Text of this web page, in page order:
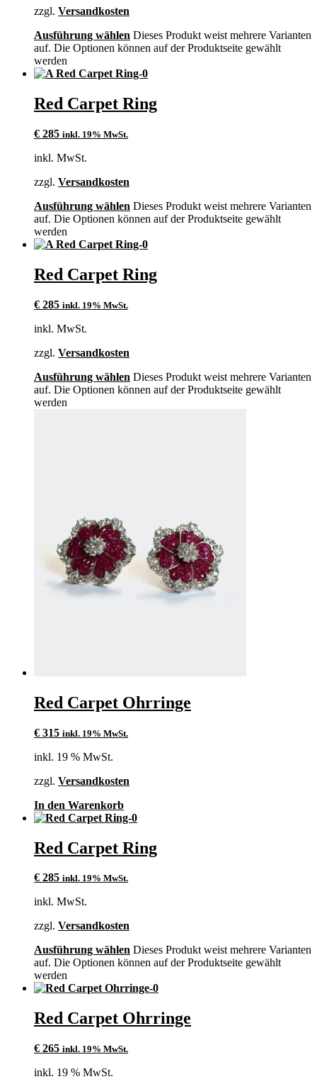
zzgl. Versandkosten
Ausführung wählen Dieses Produkt weist mehrere Varianten
auf. Die Optionen können auf der Produktseite gewählt
werden
Red Carpet Ring
€ 285 inkl. 19% MwSt.
inkl. MwSt.
zzgl. Versandkosten
Ausführung wählen Dieses Produkt weist mehrere Varianten
auf. Die Optionen können auf der Produktseite gewählt
werden
Red Carpet Ring
€ 285 inkl. 19% MwSt.
inkl. MwSt.
zzgl. Versandkosten
Ausführung wählen Dieses Produkt weist mehrere Varianten
auf. Die Optionen können auf der Produktseite gewählt
werden
Red Carpet Ohrringe
€ 315 inkl. 19% MwSt.
inkl. 19 % MwSt.
zzgl. Versandkosten
In den Warenkorb
Red Carpet Ring
€ 285 inkl. 19% MwSt.
inkl. MwSt.
zzgl. Versandkosten
Ausführung wählen Dieses Produkt weist mehrere Varianten
auf. Die Optionen können auf der Produktseite gewählt
werden
Red Carpet Ohrringe
€ 265 inkl. 19% MwSt.
inkl. 19 % MwSt.